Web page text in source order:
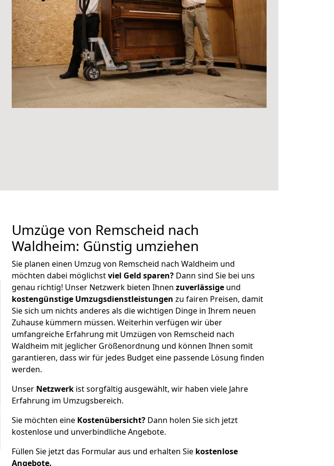
Umzüge von Remscheid nach
Waldheim: Günstig umziehen
Sie planen einen Umzug von Remscheid nach Waldheim und
möchten dabei möglichstviel Geld sparen? Dann sind Sie bei uns
genau richtig! Unser Netzwerk bieten Ihnen zuverlässige und
kostengünstige Umzugsdienstleistungen zu fairen Preisen, damit
Sie sich um nichts anderes als die wichtigen Dinge in Ihrem neuen
Zuhause kümmern müssen. Weiterhin verfügen wir über
umfangreiche Erfahrung mit Umzügen von Remscheid nach
Waldheim mit jeglicher Größenordnung und können Ihnen somit
garantieren, dass wir für jedes Budget eine passende Lösung finden
werden.
Unser Netzwerk ist sorgfältig ausgewählt, wir haben viele Jahre
Erfahrung im Umzugsbereich.
Sie möchten eine Kostenübersicht? Dann holen Sie sich jetzt
kostenlose und unverbindliche Angebote.
Füllen Sie jetzt das Formular aus und erhalten Sie kostenlose
Angebote.